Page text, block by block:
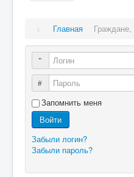
Главная Граждане,
Логин
Пароль
Запомнить меня
Войти
Забыли логин?
Забыли пароль?